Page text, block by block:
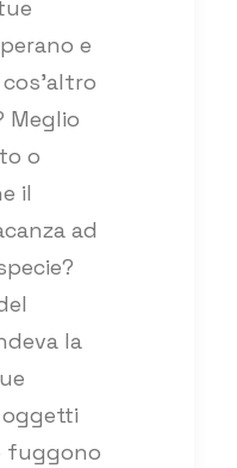
e
Meglio
o
il
ad
la
oggetti
fuggono